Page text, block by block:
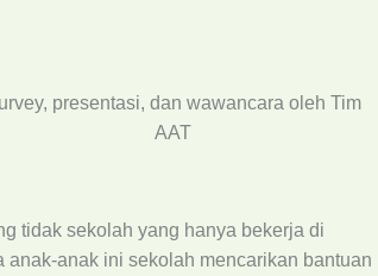
presentasi, dan wawancara oleh Tim
AAT
tidak sekolah yang hanya bekerja di
anak ini sekolah mencarikan bantuan